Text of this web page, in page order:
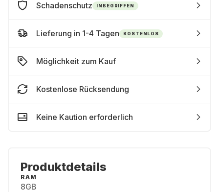
Schadenschutz INBEGRIFFEN
Lieferung in 1-4 Tagen KOSTENLOS
Möglichkeit zum Kauf
Kostenlose Rücksendung
Keine Kaution erforderlich
Produktdetails
RAM
8GB